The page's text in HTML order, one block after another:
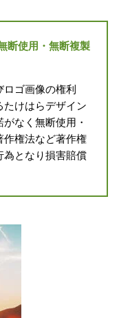
断使用・無断複製
ゴ画像の権利
たけはらデザイン
なく無断使用・
作権法など著作権
為となり損害賠償